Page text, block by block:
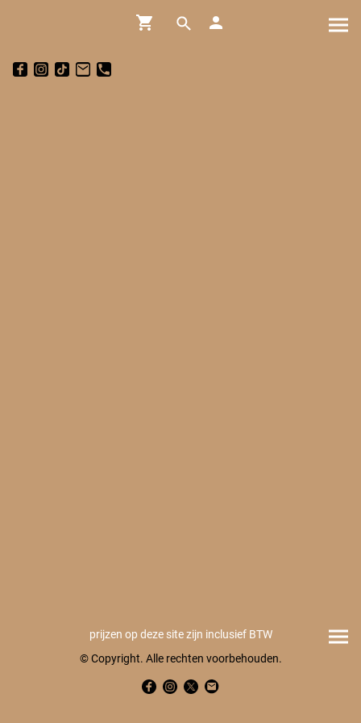
prijzen op deze site zijn inclusief BTW
© Copyright. Alle rechten voorbehouden.